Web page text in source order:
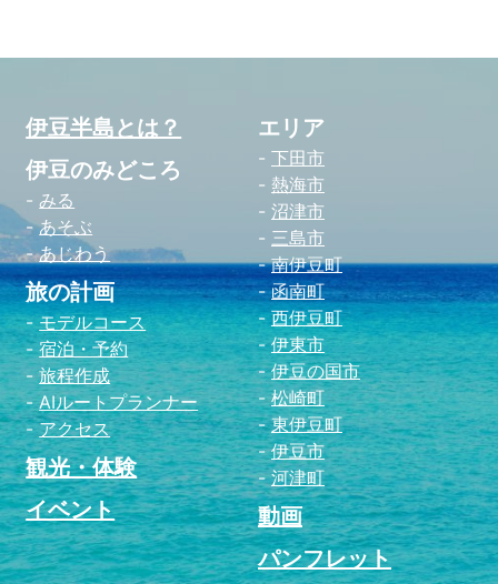
伊豆半島とは？
伊豆のみどころ
みる
あそぶ
あじわう
旅の計画
モデルコース
宿泊・予約
旅程作成
AIルートプランナー
アクセス
観光・体験
イベント
エリア
下田市
熱海市
沼津市
三島市
南伊豆町
函南町
西伊豆町
伊東市
伊豆の国市
松崎町
東伊豆町
伊豆市
河津町
動画
パンフレット